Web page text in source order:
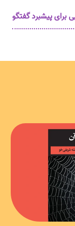
برای پیشبرد گفتگو